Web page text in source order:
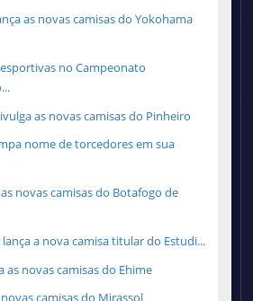
as novas camisas do Yokohama
no Campeonato
as novas camisas do Pinheiro
nome de torcedores em sua
novas camisas do Botafogo de
a nova camisa titular do Estudi...
as novas camisas do Ehime